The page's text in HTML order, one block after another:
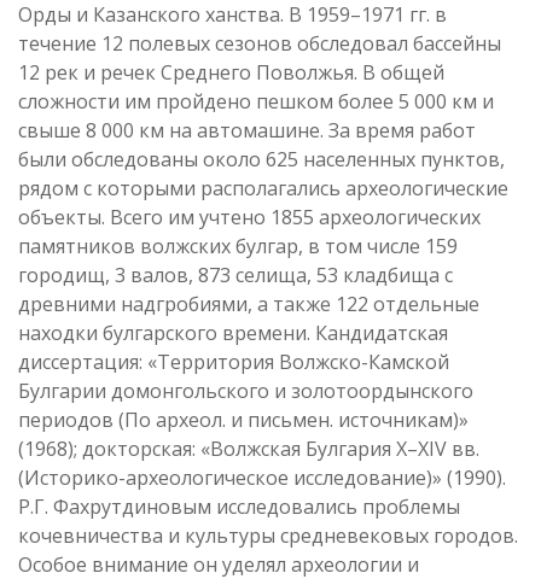
Орды и Казанского ханства. В 1959–1971 гг. в
течение 12 полевых сезонов обследовал бассейны
12 рек и речек Среднего Поволжья. В общей
сложности им пройдено пешком более 5 000 км и
свыше 8 000 км на автомашине. За время работ
были обследованы около 625 населенных пунктов,
рядом с которыми располагались археологические
объекты. Всего им учтено 1855 археологических
памятников волжских булгар, в том числе 159
городищ, 3 валов, 873 селища, 53 кладбища с
древними надгробиями, а также 122 отдельные
находки булгарского времени. Кандидатская
диссертация: «Территория Волжско-Камской
Булгарии домонгольского и золотоордынского
периодов (По археол. и письмен. источникам)»
(1968); докторская: «Волжская Булгария X–XIV вв.
(Историко-археологическое исследование)» (1990).
Р.Г. Фахрутдиновым исследовались проблемы
кочевничества и культуры средневековых городов.
Особое внимание он уделял археологии и